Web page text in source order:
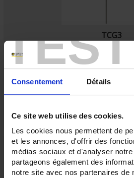
TEST
Consentement Détails
Ce site web utilise des cookies.
Les cookies nous permettent de
et les annonces, d'offrir des
médias sociaux et d'analyser
partageons également des
notre site avec nos partenaires de
TCG3
Thermocouple with flexible metal sheath
cableas per